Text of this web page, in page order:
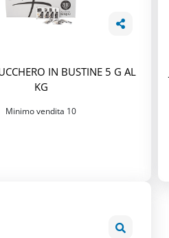
IN BUSTINE 5 G AL
KG
Minimo vendita 10